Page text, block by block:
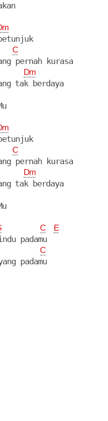
C
pernah kurasa
Dm
tak berdaya
C
pernah kurasa
Dm
tak berdaya
C E
Ayah.. dengarkanlah, kurindu padamu
C
Ibu.. dengarkanlah, kusayang padamu